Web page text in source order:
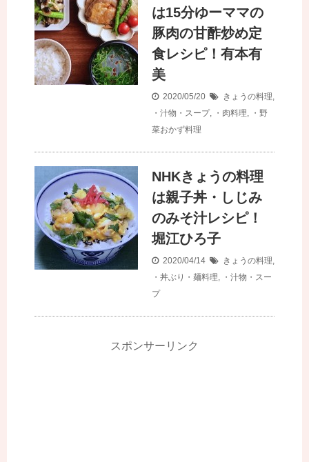
は15分ゆーママの
豚肉の甘酢炒め定
食レシピ！有本有
美
2020/05/20 きょうの料理
・汁物・スープ, ・肉料理
・野
菜おかず料理
NHKきょうの料理
は親子丼・しじみ
のみそ汁レシピ！
堀江ひろ子
2020/04/14 きょうの料理
・丼ぶり・麺料理
・汁物・スー
プ
スポンサーリンク